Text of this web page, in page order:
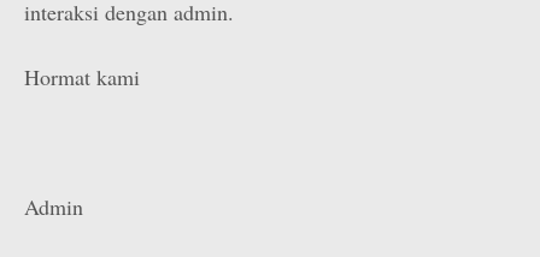
interaksi dengan admin.
Hormat kami
Admin